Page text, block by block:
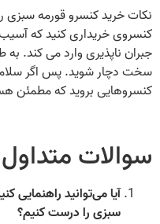
نکات خرید کنسرو قورمه سبزی
کنسروی خریداری کنید که
جبران ناپذیری وارد می‌ کند.
سخت دچار شوید. پس اگر
کنسروهایی بروید که مطمئن
سوالات متداول
آیا می‌توانید راهنمایی
سبزی را درست کنیم؟